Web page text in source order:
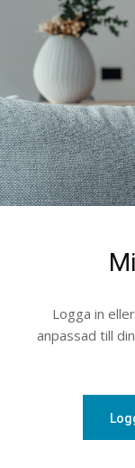
Logga in
anpassad till